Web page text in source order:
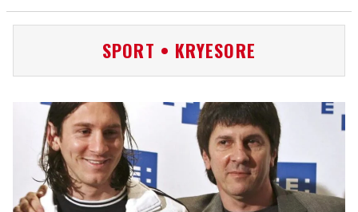
SPORT • KRYESORE